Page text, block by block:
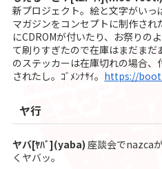
新プロジェクト。絵と文字がい
マガジンをコンセプトに制作さ
にCDROMが付いたり、お祭りの
て刷りすぎたので在庫はまだま
のステッカーは在庫切れの場合
されたし。ｺﾞﾒﾝﾅｻｲ。 https://
ヤ行
ヤバ[ﾔﾊﾞ](yaba)座談会でnazca
くヤバッ。